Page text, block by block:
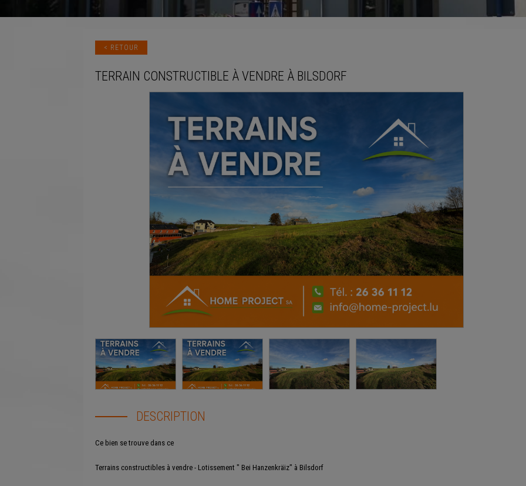
< RETOUR
TERRAIN CONSTRUCTIBLE À VENDRE À BILSDORF
DESCRIPTION
Ce bien se trouve dans ce
Terrains constructibles à vendre - Lotissement " Bei Hanzenkräiz" à Bilsdorf